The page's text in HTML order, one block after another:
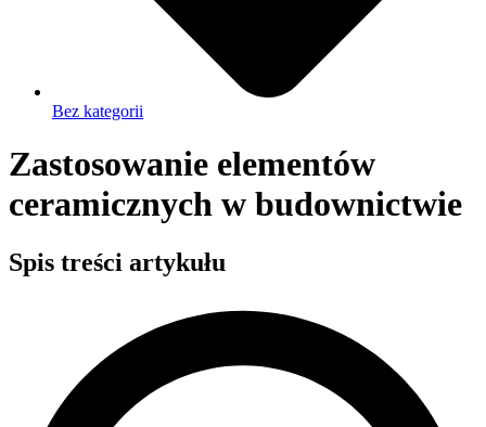
Bez kategorii
Zastosowanie elementów
ceramicznych w budownictwie
Spis treści artykułu